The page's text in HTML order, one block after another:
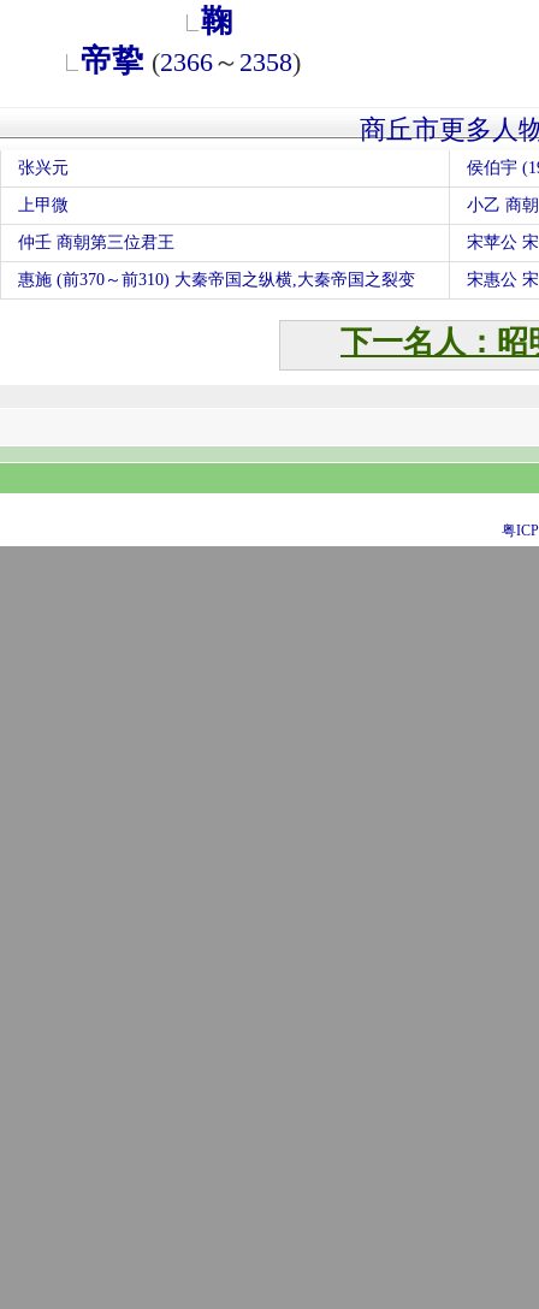
鞠
帝挚 (2366～ 2358)
商丘市更多人
张兴元 侯伯宇
上甲微 小乙 商
仲壬 商朝第三位君王 宋苹公
惠施 (前370～前310) 大秦帝国之纵横,大秦帝国之裂变 宋惠公
下一名人：昭
粤